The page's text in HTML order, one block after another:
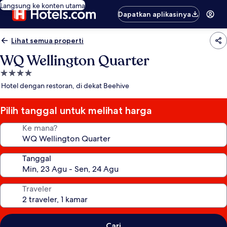
Langsung ke konten utama
Dapatkan aplikasinya
Lihat semua properti
WQ Wellington Quarter
Properti
bintang
Hotel dengan restoran, di dekat Beehive
Pilih tanggal untuk melihat harga
Ke mana?
Tanggal
Traveler